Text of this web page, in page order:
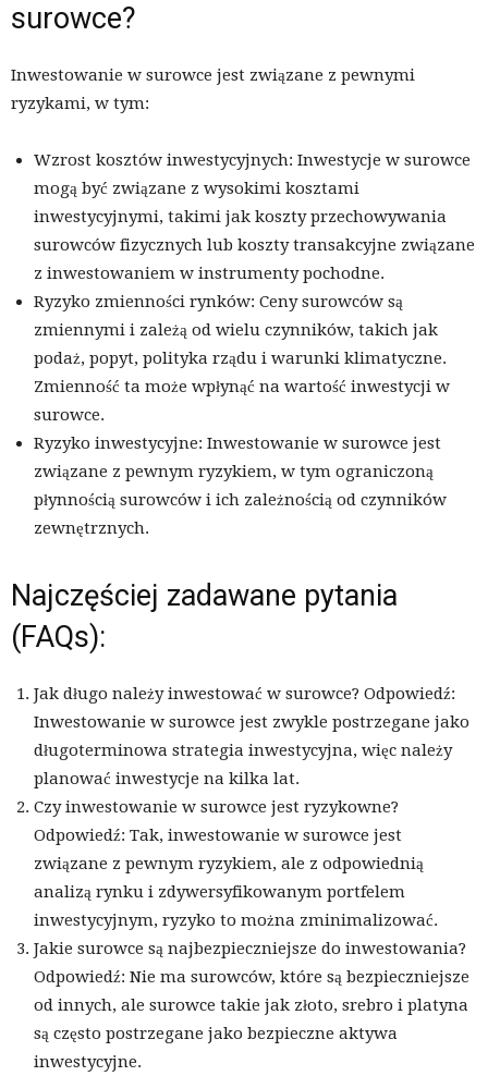
surowce?
Inwestowanie w surowce jest związane z pewnymi
ryzykami, w tym:
Wzrost kosztów inwestycyjnych: Inwestycje w surowce
mogą być związane z wysokimi kosztami
inwestycyjnymi, takimi jak koszty przechowywania
surowców fizycznych lub koszty transakcyjne związane
z inwestowaniem w instrumenty pochodne.
Ryzyko zmienności rynków: Ceny surowców są
zmiennymi i zależą od wielu czynników, takich jak
podaż, popyt, polityka rządu i warunki klimatyczne.
Zmienność ta może wpłynąć na wartość inwestycji w
surowce.
Ryzyko inwestycyjne: Inwestowanie w surowce jest
związane z pewnym ryzykiem, w tym ograniczoną
płynnością surowców i ich zależnością od czynników
zewnętrznych.
Najczęściej zadawane pytania
(FAQs):
Jak długo należy inwestować w surowce? Odpowiedź:
Inwestowanie w surowce jest zwykle postrzegane jako
długoterminowa strategia inwestycyjna, więc należy
planować inwestycje na kilka lat.
Czy inwestowanie w surowce jest ryzykowne?
Odpowiedź: Tak, inwestowanie w surowce jest
związane z pewnym ryzykiem, ale z odpowiednią
analizą rynku i zdywersyfikowanym portfelem
inwestycyjnym, ryzyko to można zminimalizować.
Jakie surowce są najbezpieczniejsze do inwestowania?
Odpowiedź: Nie ma surowców, które są bezpieczniejsze
od innych, ale surowce takie jak złoto, srebro i platyna
są często postrzegane jako bezpieczne aktywa
inwestycyjne.